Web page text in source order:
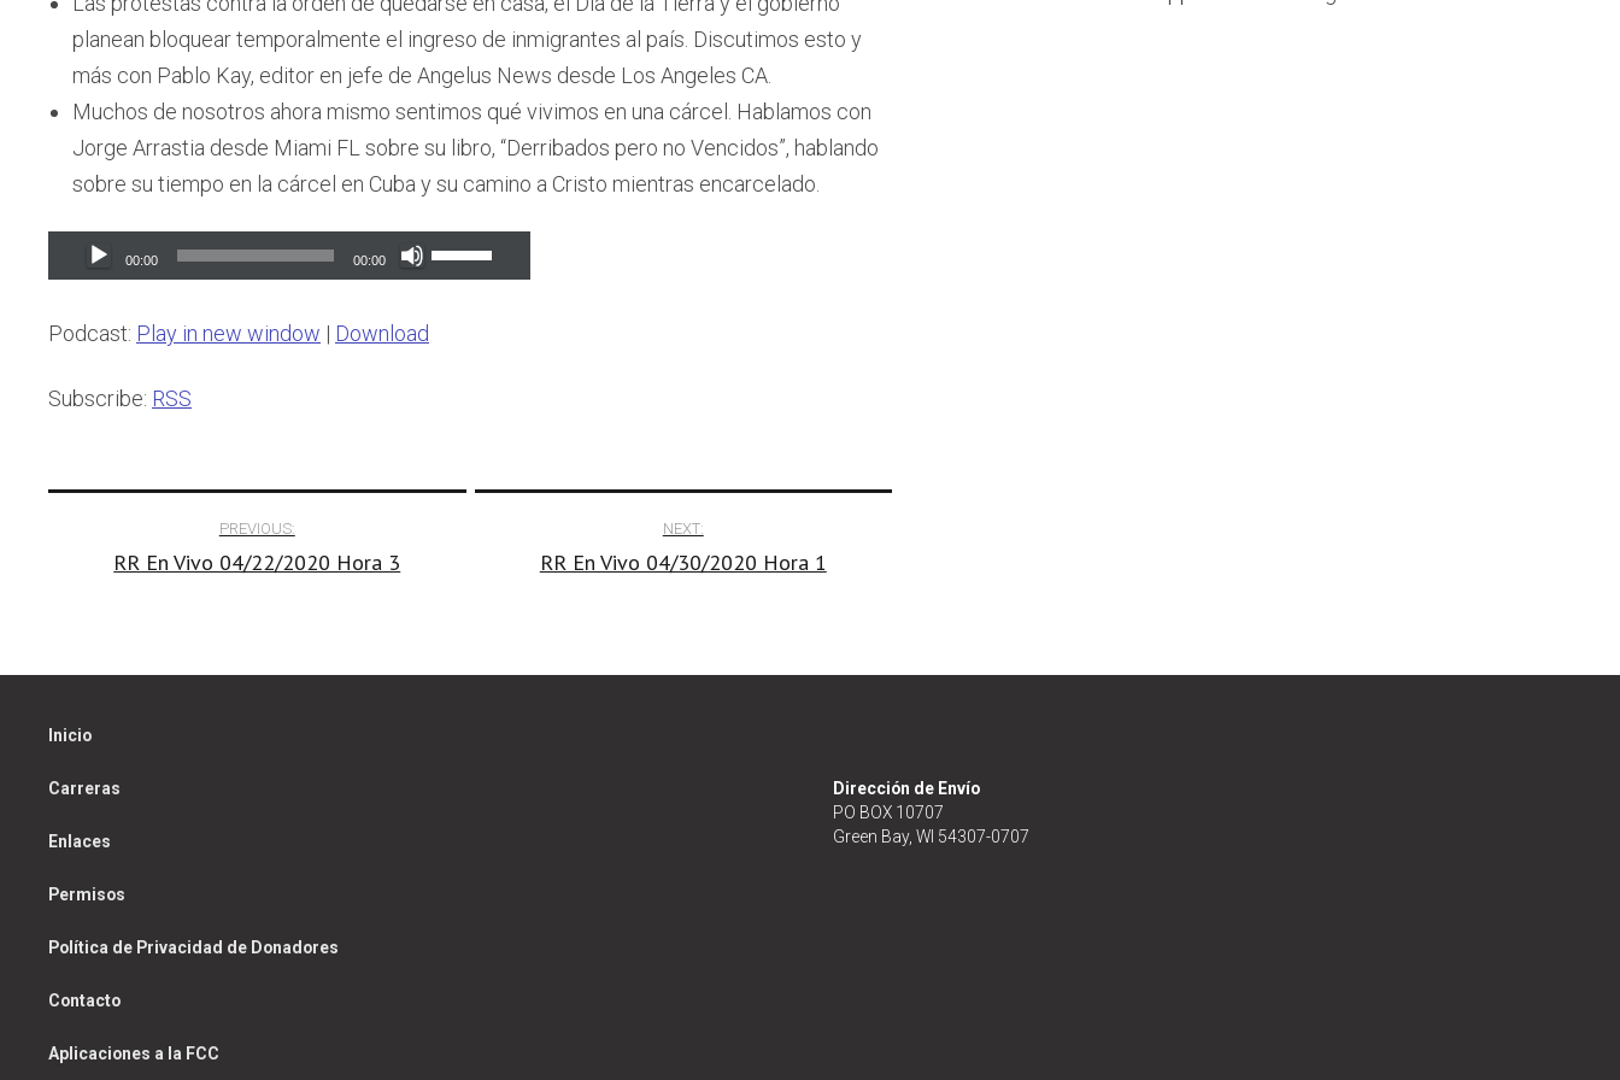
planean bloquear temporalmente el ingreso de inmigrantes al país. Discutimos esto y
más con Pablo Kay, editor en jefe de Angelus News desde Los Angeles CA.
Muchos de nosotros ahora mismo sentimos qué vivimos en una cárcel. Hablamos con
Jorge Arrastia desde Miami FL sobre su libro, “Derribados pero no Vencidos”, hablando
sobre su tiempo en la cárcel en Cuba y su camino a Cristo mientras encarcelado.
Audio
Player
00:00 00:00
Use
Up/Down
Podcast: Play in new window | Download
Subscribe: RSS
navigation
PREVIOUS:
RR En Vivo 04/22/2020 Hora 3
NEXT:
RR En Vivo 04/30/2020 Hora 1
Inicio
Carreras
Enlaces
Permisos
Política de Privacidad de Donadores
Contacto
Aplicaciones a la FCC
Dirección de Envío
PO BOX 10707
Green Bay, WI 54307-0707